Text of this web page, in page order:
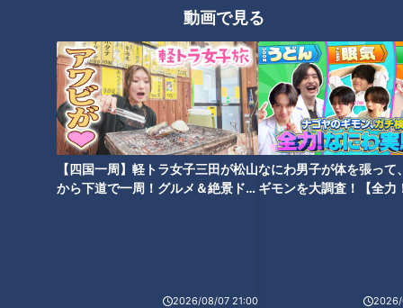
動画で見る
【四国一周】軽トラ女子三田が松山
から下道で一周！グルメ＆絶景ドラ
2026/08/07 21:00
なにわ男子が体を張って
ギモンを大調査！【全力
2026/
番組サイト
最新話の見逃し配信はこちら